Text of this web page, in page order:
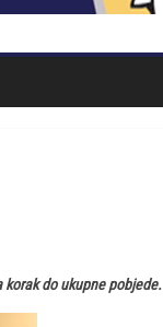
do ukupne pobjede.